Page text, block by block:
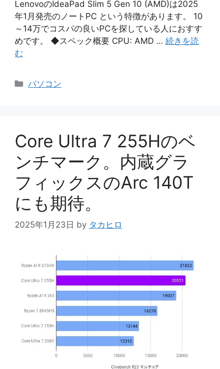
LenovoのIdeaPad Slim 5 Gen 10 (AMD)は2025
年1月発売のノートPC という特徴があります。 10
～14万でコスパの良いPCを探している人におすす
めです。 ◆スペック概要 CPU: AMD … 続きを読
む
カ
パソコン
Core Ultra 7 255Hのベ
ンチマーク。内蔵グラ
フィックスのArc 140T
にも期待。
2025年1月23日 by タカヒロ